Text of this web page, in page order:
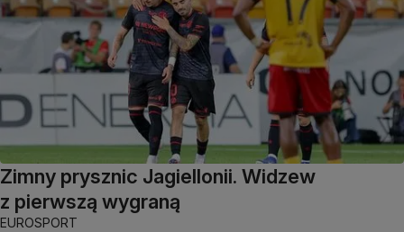
Zimny prysznic Jagiellonii. Widzew
z pierwszą wygraną
EUROSPORT